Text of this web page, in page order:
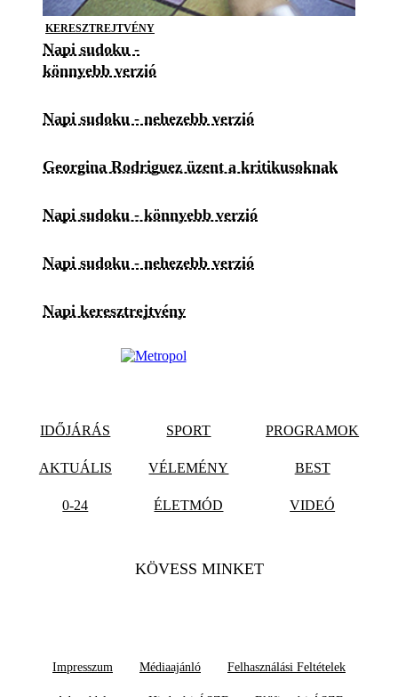
KERESZTREJTVÉNY
Napi sudoku -
könnyebb verzió
Napi sudoku - nehezebb verzió
Georgina Rodriguez üzent a kritikusoknak
Napi sudoku - könnyebb verzió
Napi sudoku - nehezebb verzió
Napi keresztrejtvény
IDŐJÁRÁS SPORT PROGRAMOK
AKTUÁLIS VÉLEMÉNY BEST
0-24 ÉLETMÓD VIDEÓ
KÖVESS MINKET
Impresszum Médiaajánló Felhasználási Feltételek